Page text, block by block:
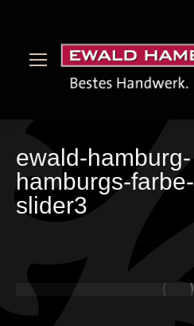
ewald-hamburg-
hamburgs-farbe-
slider3